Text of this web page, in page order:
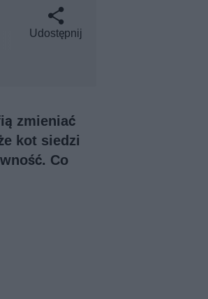
Udostępnij
zmieniać
kot siedzi
Co